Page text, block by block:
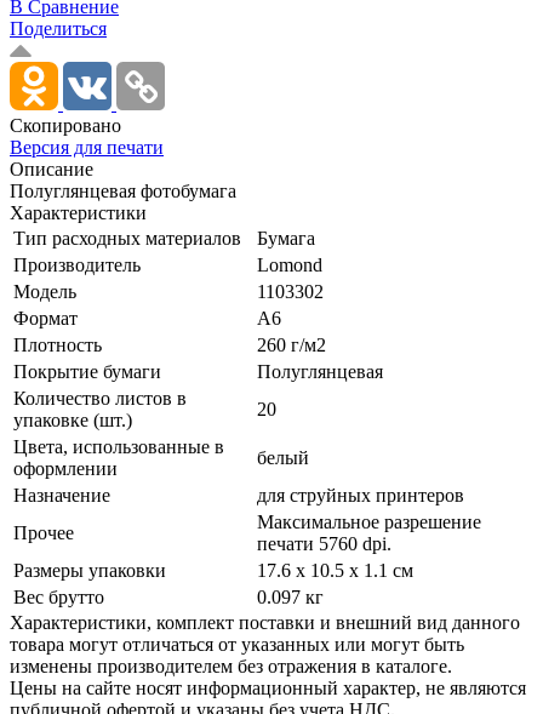
В Сравнение
Поделиться
Скопировано
Версия для печати
Описание
Полуглянцевая фотобумага
Характеристики
Тип расходных материалов
Бумага
Производитель
Lomond
Модель
1103302
Формат
A6
Плотность
260 г/­м2
Покрытие бумаги
Полуглянцевая
Количество листов в
упаковке (шт.)
20
Цвета, использованные в
оформлении
белый
Назначение
для струйных принтеров
Прочее
Максимальное разрешение
печати 5760 dpi.
Размеры упаковки
17.6 x 10.5 x 1.1 см
Вес брутто
0.097 кг
Xарактеристики, комплект поставки и внешний вид данного
товара могут отличаться от указанных или могут быть
изменены производителем без отражения в каталоге.
Цены на сайте носят информационный характер, не являются
публичной офертой и указаны без учета НДС.